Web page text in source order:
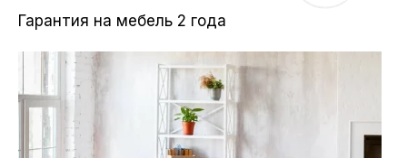
Гарантия на мебель 2 года